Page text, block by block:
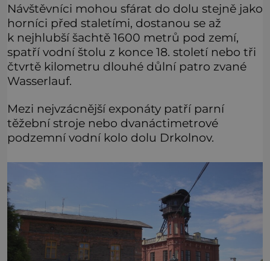
Návštěvníci mohou sfárat do dolu stejně jako
horníci před staletími, dostanou se až
k nejhlubší šachtě 1600 metrů pod zemí,
spatří vodní štolu z konce 18. století nebo tři
čtvrtě kilometru dlouhé důlní patro zvané
Wasserlauf.
Mezi nejvzácnější exponáty patří parní
těžební stroje nebo dvanáctimetrové
podzemní vodní kolo dolu Drkolnov.